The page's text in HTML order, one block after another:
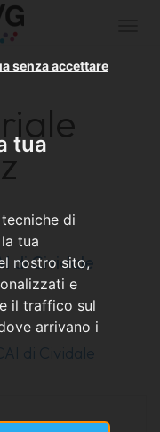
tua
di
tua
nostro sito,
e
il traffico sul
arrivano i
senza accettare
di Cividale
di Cividale